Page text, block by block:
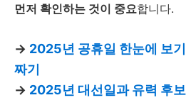
먼저 확인하는 것이 중요합니다.
→ 2025년 공휴일 한눈에 보
짜기
→ 2025년 대선일과 유력 후